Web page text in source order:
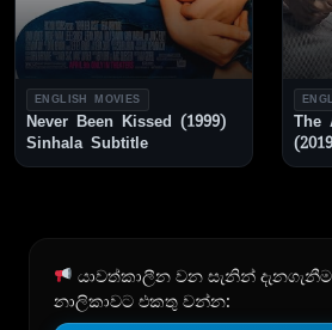
ENGLISH MOVIES
Never Been Kissed (1999)
Sinhala Subtitle
The
යාවත්කාලීන වන සැනින්
නාලිකාවට එකතු වන්න: